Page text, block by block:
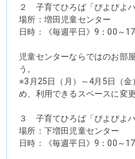
２　子育てひろば「ぴよぴよ
場所：増田児童センター
日時：《毎週平日》9：00～
児童センターならではのお部
う。
※3月25日（月）～4月5日（金
め、利用できるスペースに変
３　子育てひろば「ぴよぴよ
場所：下増田児童センター
日時：《毎週平日》9：00～